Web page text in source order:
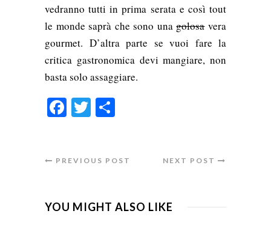
vedranno tutti in prima serata e così tout
le monde saprà che sono unagolosavera
gourmet. D’altra parte se vuoi fare la
critica gastronomica devi mangiare, non
basta solo assaggiare.
Facebook
Twitter
PREVIOUS POST NEXT POST
YOU MIGHT ALSO LIKE